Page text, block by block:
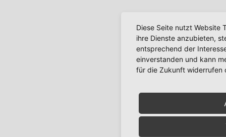
Diese Seite nutzt Website
ihre Dienste anzubieten,
entsprechend der
einverstanden und kann
für die Zukunft widerrufen